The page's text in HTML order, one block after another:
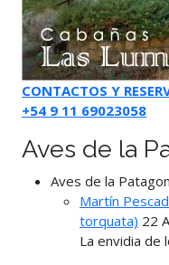
CONTACTOS Y
+54 9 11 69023058
Aves de la
Aves de la
Martín
torquata) 22
La envidia de